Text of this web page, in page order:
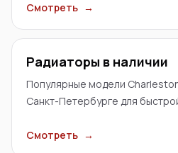
Смотреть →
Радиаторы в наличии
Популярные модели
Санкт-Петербурге для
Смотреть →